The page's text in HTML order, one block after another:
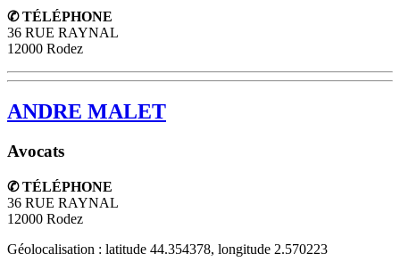
✆ TÉLÉPHONE
36 RUE RAYNAL
12000 Rodez
ANDRE MALET
Avocats
✆ TÉLÉPHONE
36 RUE RAYNAL
12000 Rodez
Géolocalisation : latitude 44.354378, longitude 2.570223